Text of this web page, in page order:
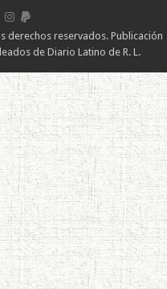
derechos reservados. Publicación
de Diario Latino de R. L.